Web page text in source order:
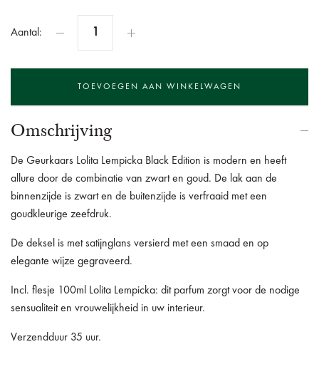
Aantal:
Omschrijving
De Geurkaars Lolita Lempicka Black Edition is modern en heeft
allure door de combinatie van zwart en goud. De lak aan de
binnenzijde is zwart en de buitenzijde is verfraaid met een
goudkleurige zeefdruk.
De deksel is met satijnglans versierd met een smaad en op
elegante wijze gegraveerd.
Incl. flesje 100ml Lolita Lempicka: dit parfum zorgt voor de nodige
sensualiteit en vrouwelijkheid in uw interieur.
Verzendduur 35 uur.